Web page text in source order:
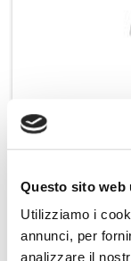
Questo sito web
Utilizziamo i
annunci, per
analizzare il
PAFFONI